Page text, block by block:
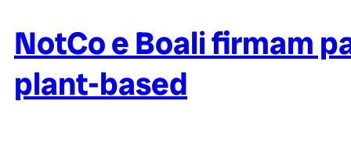
NotCo e Boali firmam
plant-based